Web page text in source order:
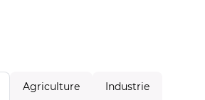
Agriculture Industrie